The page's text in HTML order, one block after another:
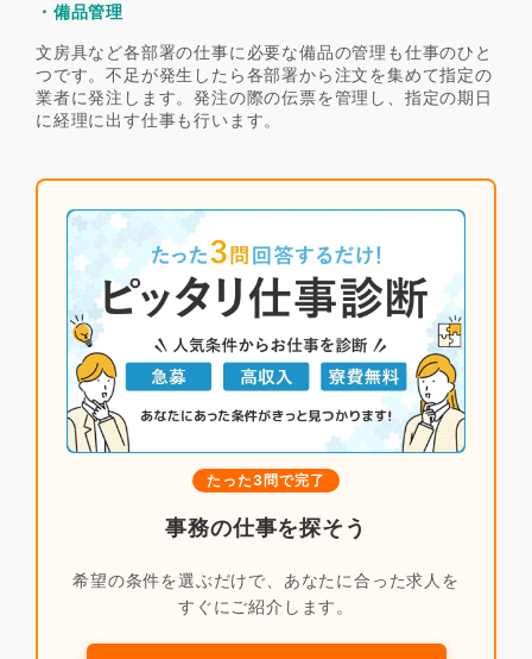
・備品管理
文房具など各部署の仕事に必要な備品の管理も仕事のひと
つです。不足が発生したら各部署から注文を集めて指定の
業者に発注します。発注の際の伝票を管理し、指定の期日
に経理に出す仕事も行います。
たった3問で完了
事務の仕事を探そう
希望の条件を選ぶだけで、あなたに合った求人を
すぐにご紹介します。